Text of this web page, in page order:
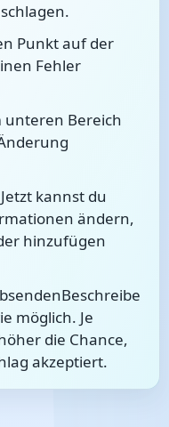
Punkt auf der
Fehler
Bereich
kannst du
ändern,
hinzufügen
möglich. Je
die Chance,
akzeptiert.